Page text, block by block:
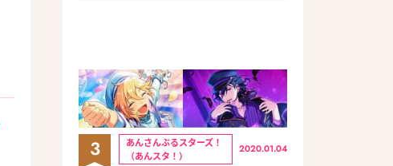
3
あんさんぶるスターズ！
（あんスタ！）
2020.01.04